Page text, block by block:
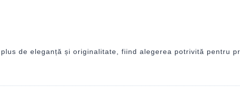
de eleganță și originalitate, fiind alegerea potrivită pentru